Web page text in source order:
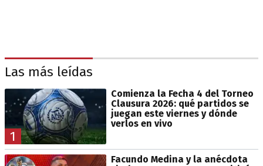
Las más leídas
1
Comienza la Fecha 4 del Torneo
Clausura 2026: qué partidos se
juegan este viernes y dónde
verlos en vivo
Facundo Medina y la anécdota